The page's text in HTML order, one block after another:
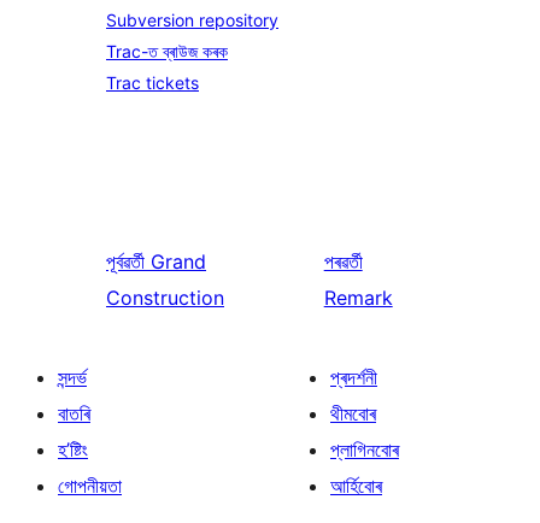
Subversion repository
Trac-ত ব্ৰাউজ কৰক
Trac tickets
পূৰ্বৱৰ্তী Grand
Construction
পৰৱৰ্তী
Remark
সন্দৰ্ভ
বাতৰি
হ’ষ্টিং
গোপনীয়তা
প্ৰদৰ্শনী
থীমবোৰ
প্লাগিনবোৰ
আৰ্হিবোৰ